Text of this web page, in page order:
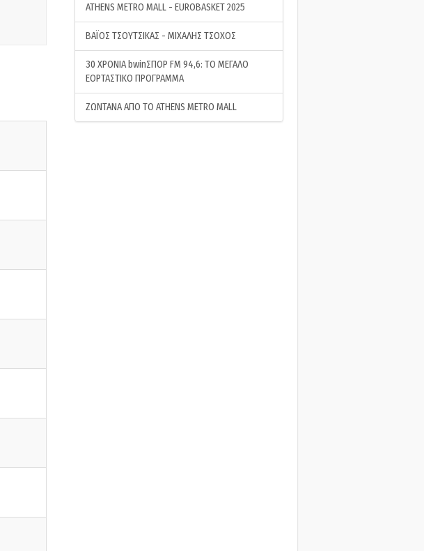
ATHENS METRO MALL - EUROBASKET 2025
ΒΑΪΟΣ ΤΣΟΥΤΣΙΚΑΣ - ΜΙΧΑΛΗΣ ΤΣΟΧΟΣ
30 ΧΡΟΝΙΑ bwinΣΠΟΡ FM 94,6: ΤΟ ΜΕΓΑΛΟ
ΕΟΡΤΑΣΤΙΚΟ ΠΡΟΓΡΑΜΜΑ
ΖΩΝΤΑΝΑ ΑΠΟ ΤΟ ATHENS METRO MALL